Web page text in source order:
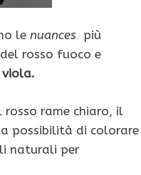
le nuances più
rosso fuoco e
viola.
rame chiaro, il
possibilità di colorare
naturali per